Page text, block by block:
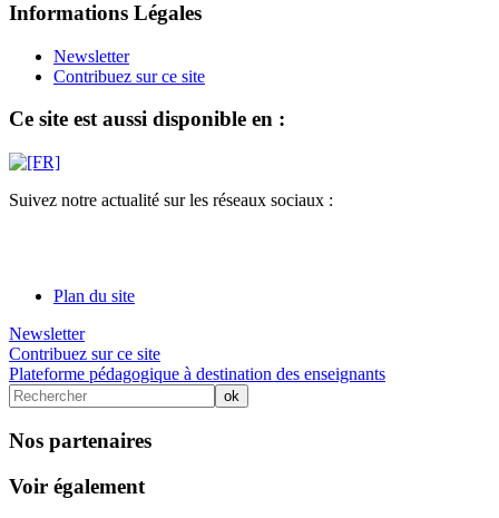
Informations Légales
Newsletter
Contribuez sur ce site
Ce site est aussi disponible en :
Suivez notre actualité sur les réseaux sociaux :
Plan du site
Newsletter
Contribuez sur ce site
Plateforme pédagogique à destination des enseignants
Nos partenaires
Voir également